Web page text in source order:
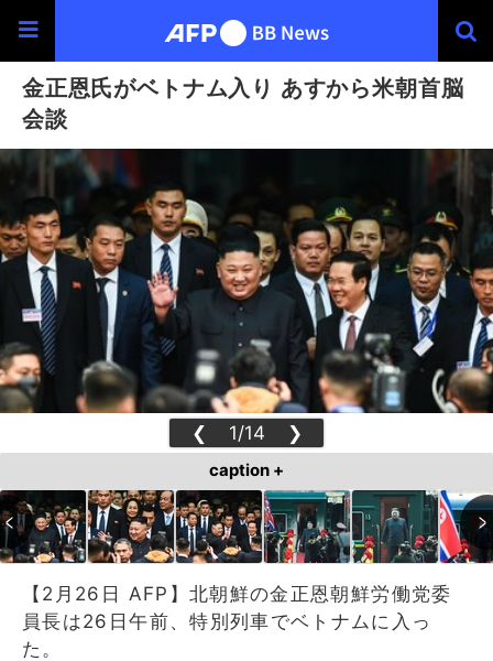
金正恩氏がベトナム入り あすから米朝首脳
会談
❮ 1/14 ❯
caption +
【2月26日 AFP】北朝鮮の金正恩朝鮮労働党委
員長は26日午前、特別列車でベトナムに入っ
た。